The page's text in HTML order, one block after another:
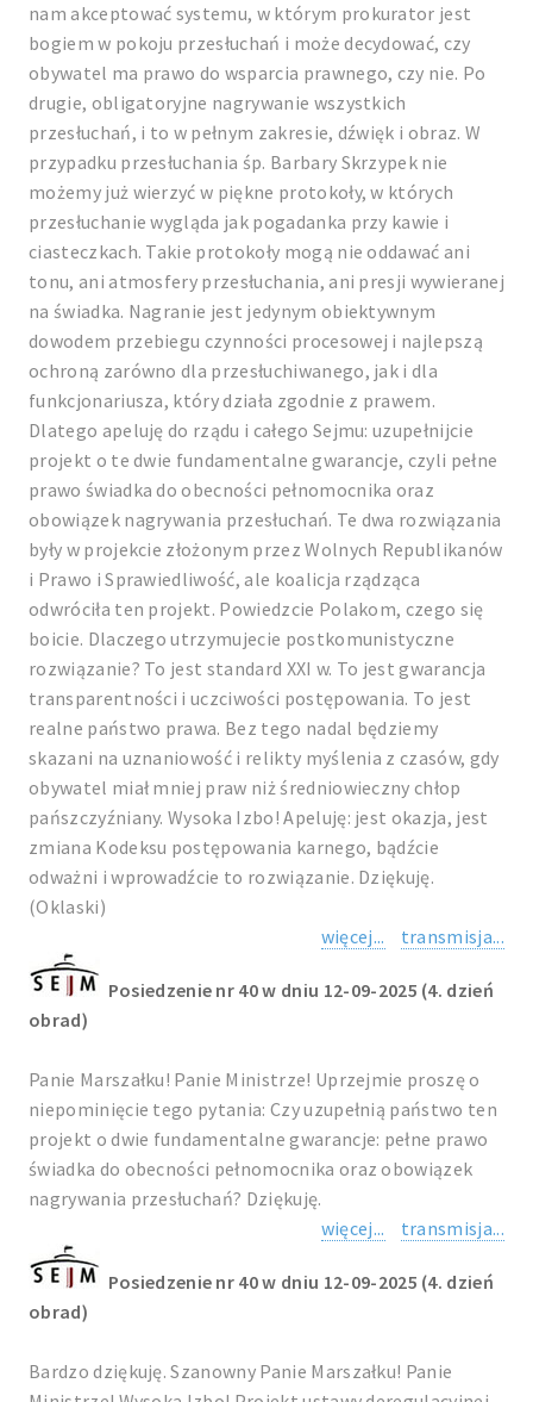
nam akceptować systemu, w którym prokurator jest
bogiem w pokoju przesłuchań i może decydować, czy
obywatel ma prawo do wsparcia prawnego, czy nie. Po
drugie, obligatoryjne nagrywanie wszystkich
przesłuchań, i to w pełnym zakresie, dźwięk i obraz. W
przypadku przesłuchania śp. Barbary Skrzypek nie
możemy już wierzyć w piękne protokoły, w których
przesłuchanie wygląda jak pogadanka przy kawie i
ciasteczkach. Takie protokoły mogą nie oddawać ani
tonu, ani atmosfery przesłuchania, ani presji wywieranej
na świadka. Nagranie jest jedynym obiektywnym
dowodem przebiegu czynności procesowej i najlepszą
ochroną zarówno dla przesłuchiwanego, jak i dla
funkcjonariusza, który działa zgodnie z prawem.
Dlatego apeluję do rządu i całego Sejmu: uzupełnijcie
projekt o te dwie fundamentalne gwarancje, czyli pełne
prawo świadka do obecności pełnomocnika oraz
obowiązek nagrywania przesłuchań. Te dwa rozwiązania
były w projekcie złożonym przez Wolnych Republikanów
i Prawo i Sprawiedliwość, ale koalicja rządząca
odwróciła ten projekt. Powiedzcie Polakom, czego się
boicie. Dlaczego utrzymujecie postkomunistyczne
rozwiązanie? To jest standard XXI w. To jest gwarancja
transparentności i uczciwości postępowania. To jest
realne państwo prawa. Bez tego nadal będziemy
skazani na uznaniowość i relikty myślenia z czasów, gdy
obywatel miał mniej praw niż średniowieczny chłop
pańszczyźniany. Wysoka Izbo! Apeluję: jest okazja, jest
zmiana Kodeksu postępowania karnego, bądźcie
odważni i wprowadźcie to rozwiązanie. Dziękuję.
(Oklaski)
więcej...
transmisja...
Posiedzenie nr 40 w dniu 12-09-2025 (4. dzień
obrad)
Panie Marszałku! Panie Ministrze! Uprzejmie proszę o
niepominięcie tego pytania: Czy uzupełnią państwo ten
projekt o dwie fundamentalne gwarancje: pełne prawo
świadka do obecności pełnomocnika oraz obowiązek
nagrywania przesłuchań? Dziękuję.
więcej...
transmisja...
Posiedzenie nr 40 w dniu 12-09-2025 (4. dzień
obrad)
Bardzo dziękuję. Szanowny Panie Marszałku! Panie